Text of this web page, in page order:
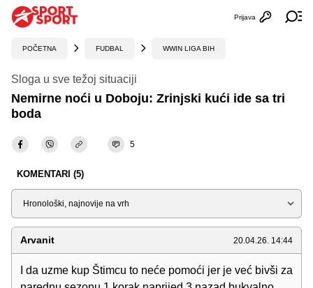
Otvori
Prijava
POČETNA FUDBAL WWIN LIGA BIH
Sloga u sve težoj situaciji
Nemirne noći u Doboju: Zrinjski kući ide sa tri
boda
5
KOMENTARI (5)
Sortiraj
Arvanit 20.04.26. 14:44
I da uzme kup Štimcu to neće pomoći jer je već bivši za